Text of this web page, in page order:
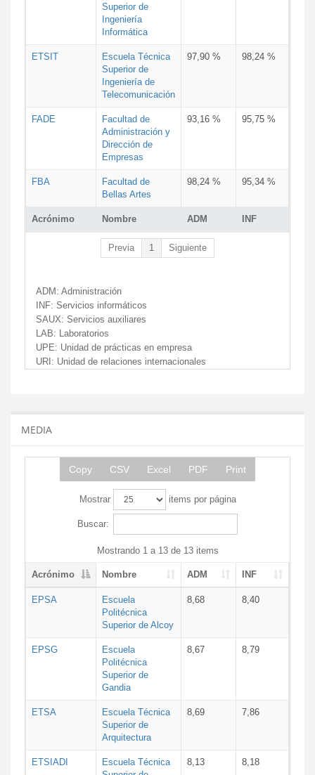
Acrónimo Nombre ADM INF
Superior de
Ingeniería
Informática
ETSIT
Escuela Técnica
Superior de
Ingeniería de
Telecomunicación
97,90 % 98,24 %
FADE
Facultad de
Administración y
Dirección de
Empresas
93,16 % 95,75 %
FBA
Facultad de
Bellas Artes
98,24 % 95,34 %
Previa 1 Siguiente
ADM: Administración
INF: Servicios informáticos
SAUX: Servicios auxiliares
LAB: Laboratorios
UPE: Unidad de prácticas en empresa
URI: Unidad de relaciones internacionales
MEDIA
Copy CSV Excel PDF Print
Mostrar items por página
Buscar:
Mostrando 1 a 13 de 13 items
Acrónimo Nombre ADM INF
EPSA
Escuela
Politécnica
Superior de Alcoy
8,68 8,40
EPSG
Escuela
Politécnica
Superior de
Gandia
8,67 8,79
ETSA
Escuela Técnica
Superior de
Arquitectura
8,69 7,86
ETSIADI
Escuela Técnica
8,13 8,18